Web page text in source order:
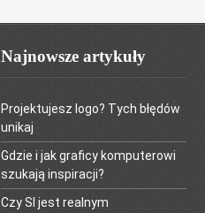
Najnowsze artykuły
Projektujesz logo? Tych błędów
unikaj
Gdzie i jak graficy komputerowi
szukają inspiracji?
Czy SI jest realnym